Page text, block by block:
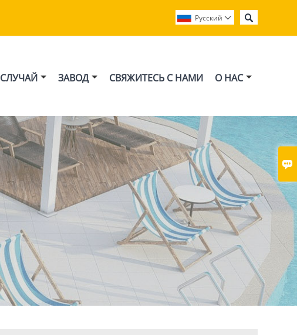


Pусский 
СЛУЧАЙ ЗАВОД СВЯЖИТЕСЬ С НАМИ О НАС